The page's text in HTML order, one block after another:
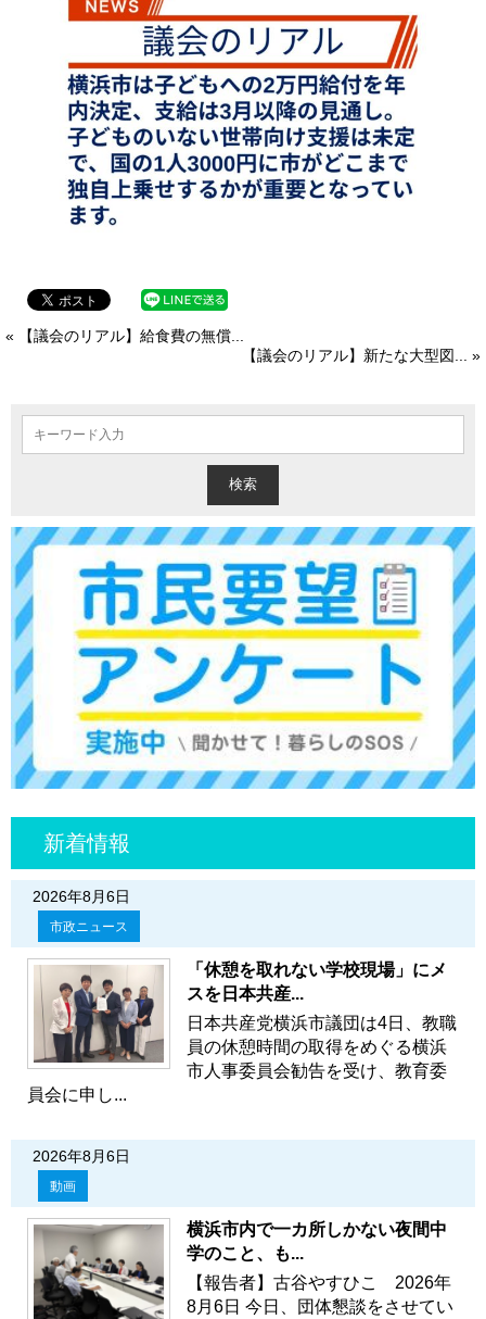
« 【議会のリアル】給食費の無償...
【議会のリアル】新たな大型図... »
新着情報
2026年8月6日
市政ニュース
「休憩を取れない学校現場」にメ
スを日本共産...
日本共産党横浜市議団は4日、教職
員の休憩時間の取得をめぐる横浜
市人事委員会勧告を受け、教育委
員会に申し...
2026年8月6日
動画
横浜市内で一カ所しかない夜間中
学のこと、も...
【報告者】古谷やすひこ 2026年
8月6日 今日、団体懇談をさせてい